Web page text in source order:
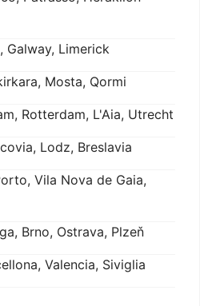
Galway, Limerick
Mosta, Qormi
Rotterdam, L'Aia, Utrecht
Lodz, Breslavia
Vila Nova de Gaia,
Brno, Ostrava, Plzeň
Valencia, Siviglia